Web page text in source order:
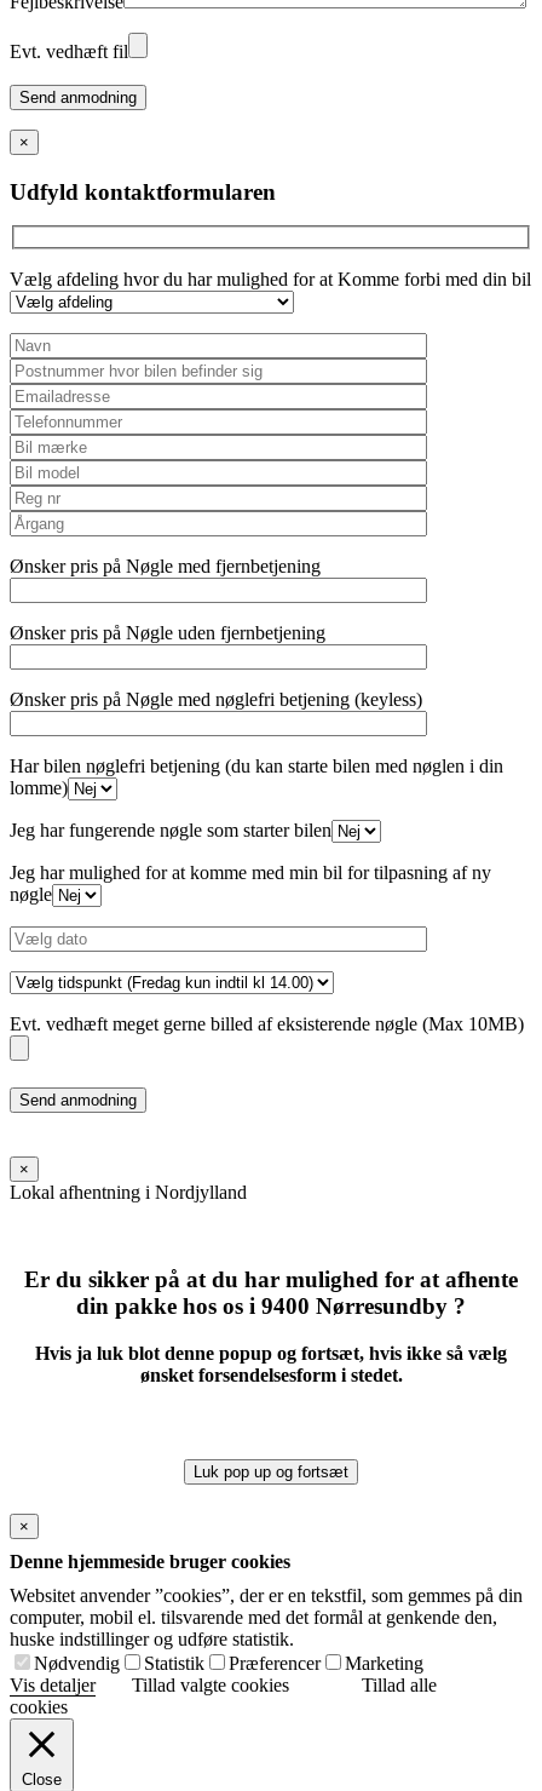
Evt. vedhæft fil
Please
leave
this
field
empty.
×
Udfyld kontaktformularen
Vælg afdeling hvor du har mulighed for at Komme forbi med din bil
Ønsker pris på Nøgle med fjernbetjening
Ønsker pris på Nøgle uden fjernbetjening
Ønsker pris på Nøgle med nøglefri betjening (keyless)
Har bilen nøglefri betjening (du kan starte bilen med nøglen i din
lomme)
Jeg har fungerende nøgle som starter bilen
Jeg har mulighed for at komme med min bil for tilpasning af ny
nøgle
Evt. vedhæft meget gerne billed af eksisterende nøgle (Max 10MB)
Please
leave
field
empty.
×
Lokal afhentning i Nordjylland
Er du sikker på at du har mulighed for at afhente
din pakke hos os i 9400 Nørresundby ?
Hvis ja luk blot denne popup og fortsæt, hvis ikke så vælg
ønsket forsendelsesform i stedet.
Luk pop up og fortsæt
×
Denne hjemmeside bruger cookies
Websitet anvender ”cookies”, der er en tekstfil, som gemmes på din
computer, mobil el. tilsvarende med det formål at genkende den,
huske indstillinger og udføre statistik.
Nødvendig
Statistik Præferencer
Marketing
Vis detaljer
Tillad valgte cookies
Tillad alle
cookies
Close